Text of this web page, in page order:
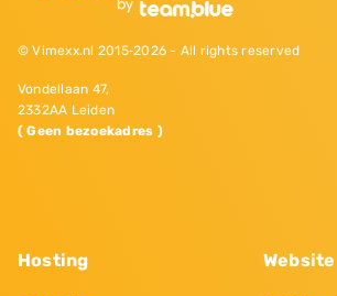
© Vimexx.nl 2015‐2026 - All rights reserved
Vondellaan 47,
2332AA Leiden
( Geen bezoekadres )
Hosting Website